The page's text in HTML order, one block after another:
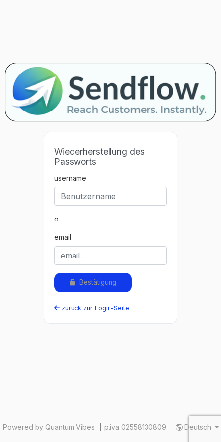
Wiederherstellung des
Passworts
username
o
email
Bestätigung
zurück zur Login-Seite
Powered by Quantum Vibes p.iva 02558130809 Deutsch